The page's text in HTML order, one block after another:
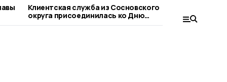
Клиентская служба из Сосновского
округа присоединилась ко Дню
благотворительного труда
при
людьми